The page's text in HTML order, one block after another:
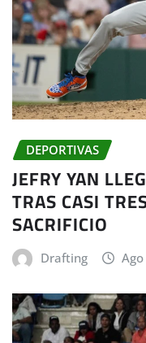
DEPORTIVAS
JEFRY YAN
TRAS CASI
SACRIFICIO
Drafting